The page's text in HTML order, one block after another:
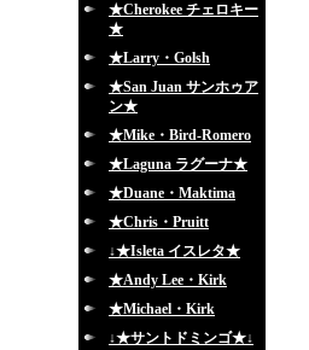
★Cherokee チェロキー
★
★Larry・Golsh
★San Juan サンホゥア
ン★
★Mike・Bird-Romero
★Laguna ラグーナ★
★Duane・Maktima
★Chris・Pruitt
↓★Isleta イスレタ★
★Andy Lee・Kirk
★Michael・Kirk
↓★サントドミンゴ★↓